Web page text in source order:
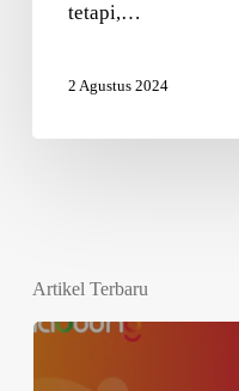
tetapi,…
2 Agustus 2024
Artikel Terbaru